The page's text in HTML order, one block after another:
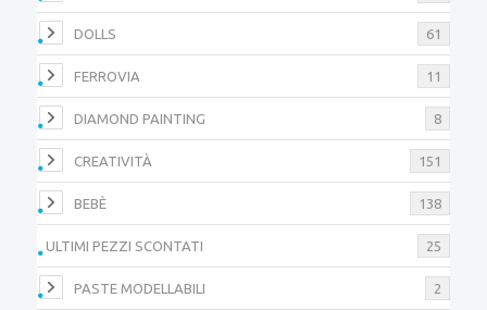
DOLLS 61
FERROVIA 11
DIAMOND PAINTING 8
CREATIVITÀ 151
BEBÈ 138
ULTIMI PEZZI SCONTATI 25
PASTE MODELLABILI 2